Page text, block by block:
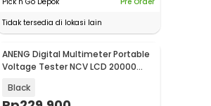
Tidak tersedia di lokasi lain
ANENG Digital Multimeter Portable
Voltage Tester NCV LCD 20000
Black